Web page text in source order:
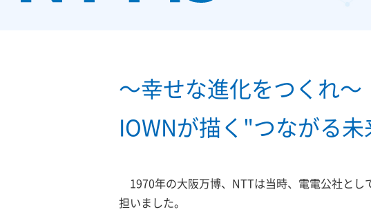
～幸せな進化をつくれ～
IOWNが描く"つながる
1970年の大阪万博、NTTは当時、電電公社と
担いました。